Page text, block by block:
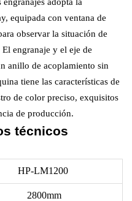
equipada con ventana de
observar la situación de
engranaje y el eje de
anillo de acoplamiento sin
tiene las características de
de color preciso, exquisitos
de producción.
técnicos
HP-LM1200
2800mm